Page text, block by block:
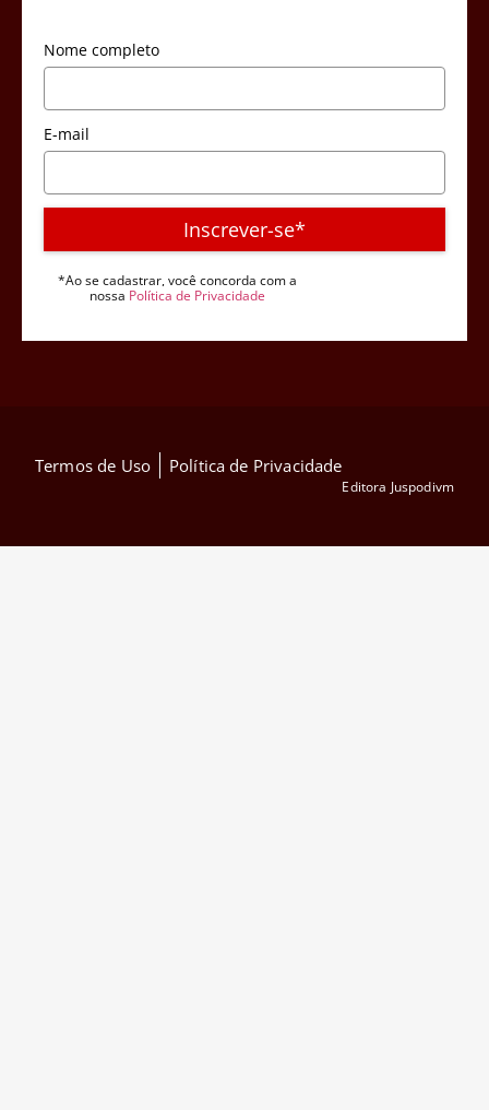
Nome completo
E-mail
Inscrever-se*
*Ao se cadastrar, você concorda com a
nossa Política de Privacidade
Termos de Uso Política de Privacidade
Editora Juspodivm